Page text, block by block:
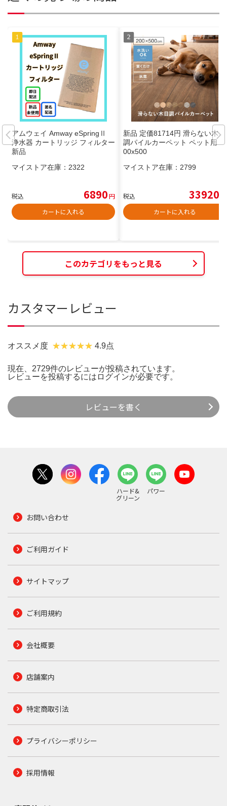
アムウェイ Amway eSpringⅡ
浄水器 カートリッジ フィルター
新品
マイストア在庫： 2322
税込 6890円
カートに入れる
新品 定価81714円 滑らない木目
調パイルカーペット ペット用 2
00x500
マイストア在庫： 2799
税込 33920
カートに入れる
このカテゴリをもっと見る
カスタマーレビュー
オススメ度 4.9点
現在、2729件のレビューが投稿されています。
レビューを投稿するには ログインが必要です。
レビューを書く
ハード&
グリーン
パワー
お問い合わせ
ご利用ガイド
サイトマップ
ご利用規約
会社概要
店舗案内
特定商取引法
プライバシーポリシー
採用情報